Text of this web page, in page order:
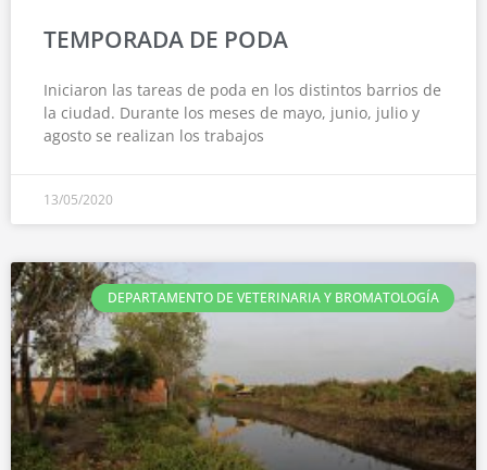
TEMPORADA DE PODA
Iniciaron las tareas de poda en los distintos barrios de
la ciudad. Durante los meses de mayo, junio, julio y
agosto se realizan los trabajos
13/05/2020
DEPARTAMENTO DE VETERINARIA Y BROMATOLOGÍA